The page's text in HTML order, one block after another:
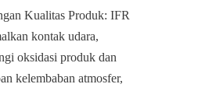
Kualitas Produk: IFR
kontak udara,
oksidasi produk dan
kelembaban atmosfer,